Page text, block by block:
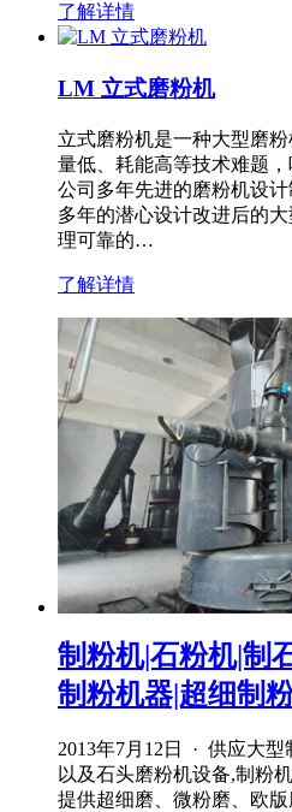
了解详情
LM 立式磨粉机
立式磨粉机是一种大型磨
量低、耗能高等技术难题
公司多年先进的磨粉机设
多年的潜心设计改进后的
理可靠的…
了解详情
制粉机|石粉机|制
制粉机器|超细制
2013年7月12日 · 供应大
以及石头磨粉机设备,制粉
提供超细磨、微粉磨、欧